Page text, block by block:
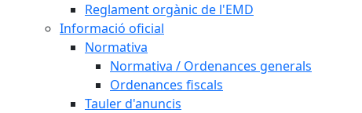
Reglament orgànic de l'EMD
Informació oficial
Normativa
Normativa / Ordenances generals
Ordenances fiscals
Tauler d'anuncis